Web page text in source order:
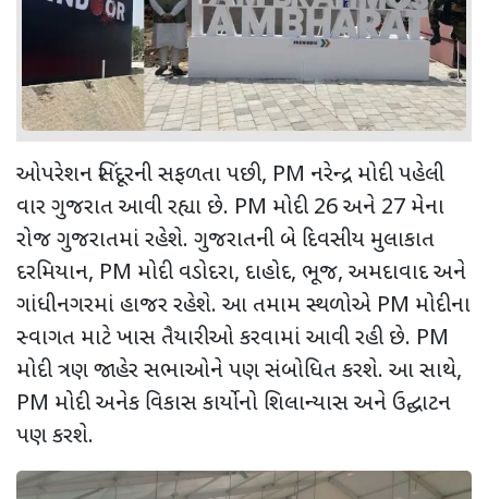
ઓપરેશન સિંદૂરની સફળતા પછી, PM નરેન્દ્ર મોદી પહેલી
વાર ગુજરાત આવી રહ્યા છે. PM મોદી 26અને 27 મેના
રોજ ગુજરાતમાં રહેશે. ગુજરાતની બે દિવસીય મુલાકાત
દરમિયાન, PM મોદી વડોદરા, દાહોદ, ભૂજ, અમદાવાદ અને
ગાંધીનગરમાં હાજર રહેશે. આ તમામ સ્થળોએ PM મોદીના
સ્વાગત માટે ખાસ તૈયારીઓ કરવામાં આવી રહી છે. PM
મોદી ત્રણ જાહેર સભાઓને પણ સંબોધિત કરશે. આ સાથે,
PM મોદી અનેક વિકાસ કાર્યોનો શિલાન્યાસ અને ઉદ્ઘાટન
પણ કરશે.